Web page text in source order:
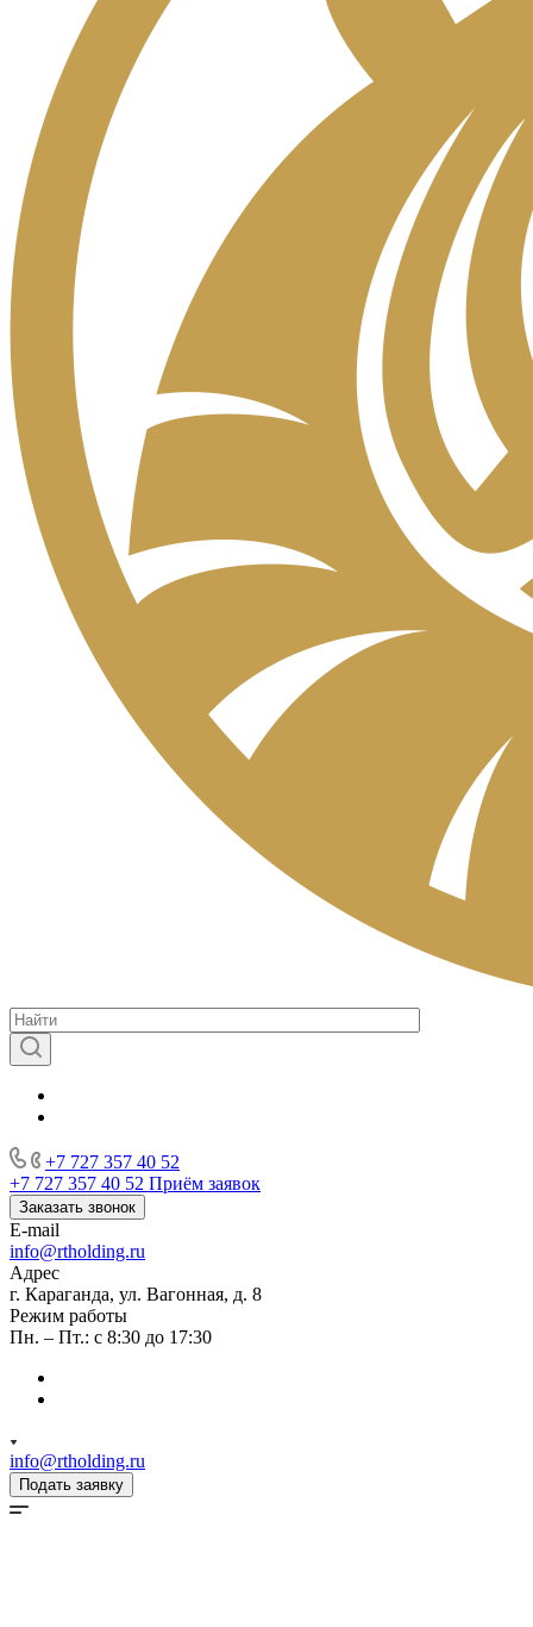
+7 727 357 40 52
+7 727 357 40 52 Приём заявок
Заказать звонок
E-mail
info@rtholding.ru
Адрес
г. Караганда, ул. Вагонная, д. 8
Режим работы
Пн. – Пт.: с 8:30 до 17:30
info@rtholding.ru
Подать заявку